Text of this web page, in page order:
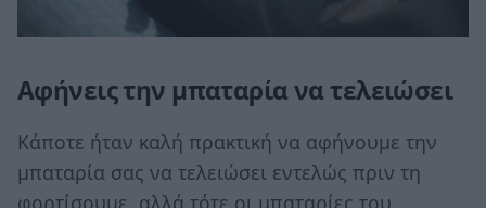
Αφήνεις την μπαταρία να τελειώσει
Κάποτε ήταν καλή πρακτική να αφήνουμε την
μπαταρία σας να τελειώσει εντελώς πριν τη
φορτίσουμε, αλλά τότε οι μπαταρίες του